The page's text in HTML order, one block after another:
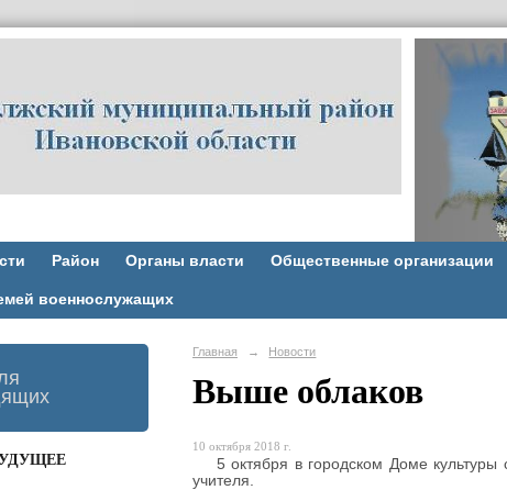
Район Органы власти Общественные организации
военнослужащих
Главная → Новости
Выше облаков
10 октября 2018 г.
5 октября в городском Доме культуры
учителя.